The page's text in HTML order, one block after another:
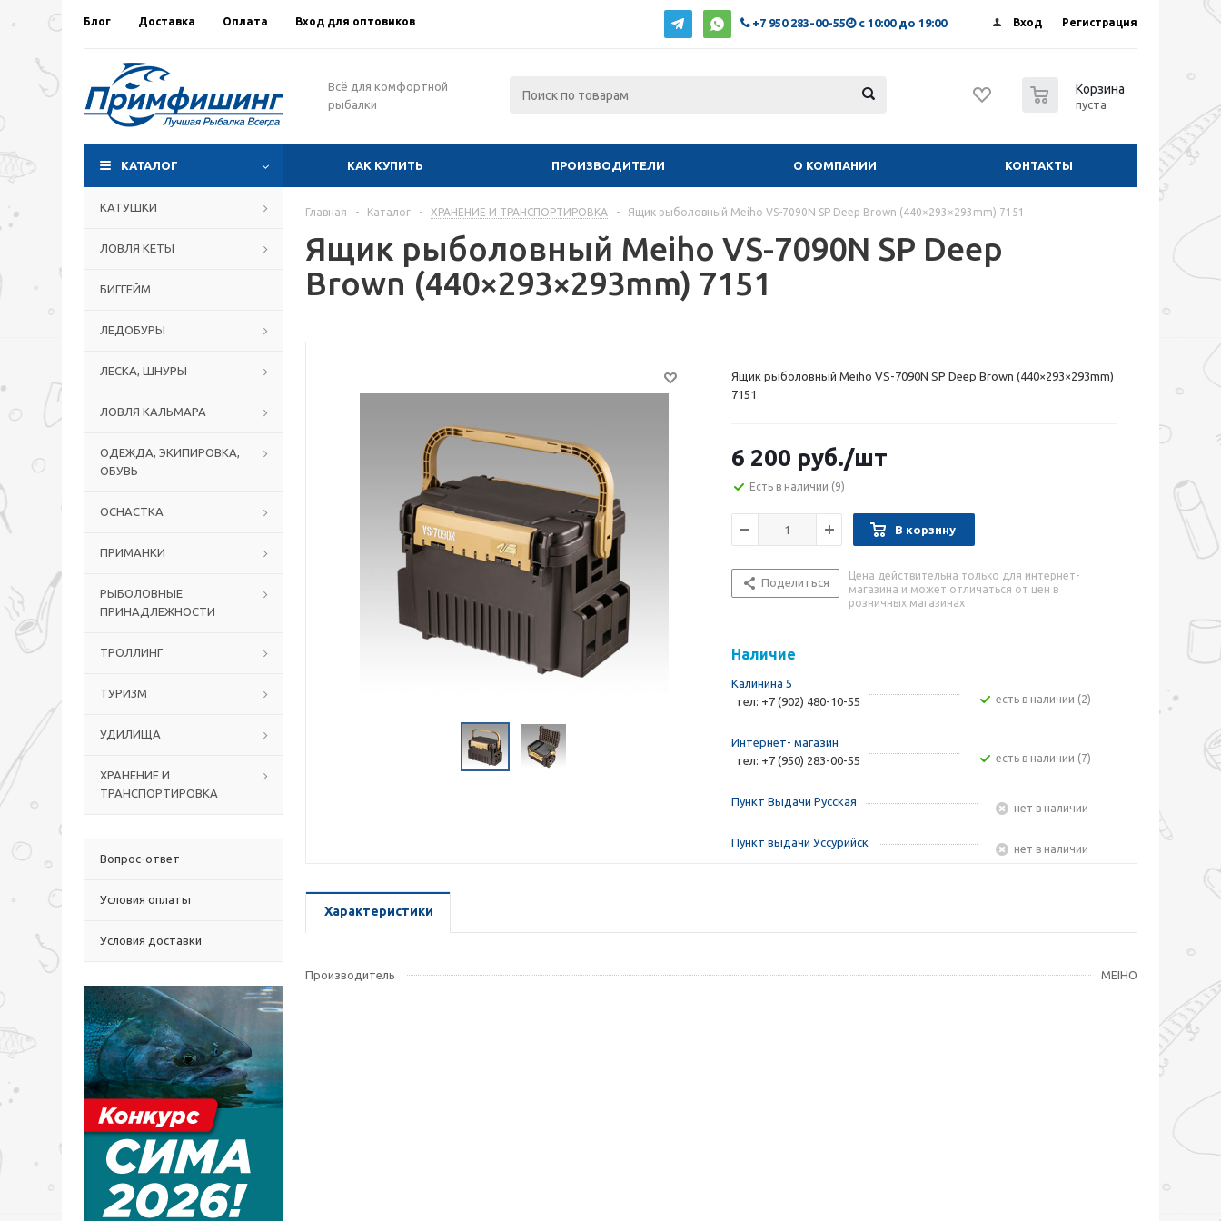
Блог Доставка Оплата Вход для оптовиков Вход Регистрация
+7 950 283-00-55 с 10:00 до 19:00
Всё для комфортной
рыбалки
Корзина
пуста
КАТАЛОГ КАК КУПИТЬ ПРОИЗВОДИТЕЛИ О КОМПАНИИ КОНТАКТЫ
КАТУШКИ
ЛОВЛЯ КЕТЫ
БИГГЕЙМ
ЛЕДОБУРЫ
ЛЕСКА, ШНУРЫ
ЛОВЛЯ КАЛЬМАРА
ОДЕЖДА, ЭКИПИРОВКА,
ОБУВЬ
ОСНАСТКА
ПРИМАНКИ
РЫБОЛОВНЫЕ
ПРИНАДЛЕЖНОСТИ
ТРОЛЛИНГ
ТУРИЗМ
УДИЛИЩА
ХРАНЕНИЕ И
ТРАНСПОРТИРОВКА
Вопрос-ответ
Условия оплаты
Условия доставки
Главная - Каталог - ХРАНЕНИЕ И ТРАНСПОРТИРОВКА - Ящик рыболовный Meiho VS-7090N SP Deep Brown (440×293×293mm) 7151
Ящик рыболовный Meiho VS-7090N SP Deep
Brown (440×293×293mm) 7151
Ящик рыболовный Meiho VS-7090N SP Deep Brown (440×293×293mm)
7151
6 200 руб./шт
Есть в наличии (9)
В корзину
Поделиться
Цена действительна только для интернет-
магазина и может отличаться от цен в
розничных магазинах
Наличие
Калинина 5
тел: +7 (902) 480-10-55
Есть в наличии (2)
Интернет- магазин
тел: +7 (950) 283-00-55
Есть в наличии (7)
Пункт Выдачи Русская Нет в наличии
Пункт выдачи Уссурийск Нет в наличии
Характеристики
Производитель MEIHO